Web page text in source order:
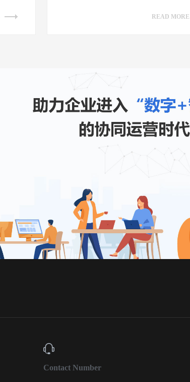
READ MORE
Contact Number